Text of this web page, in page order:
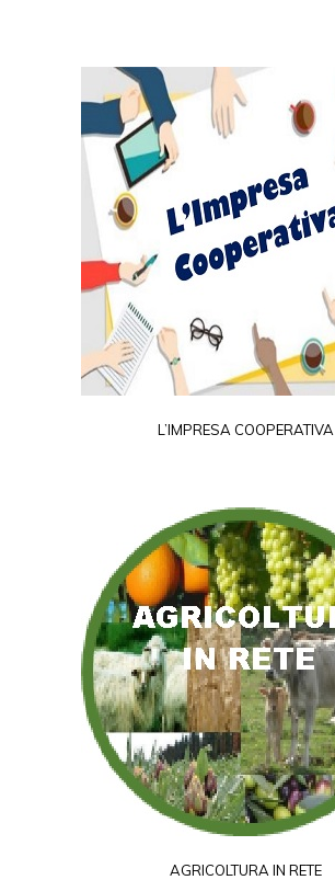
L’IMPRESA COOPERATIVA
AGRICOLTURA IN RETE